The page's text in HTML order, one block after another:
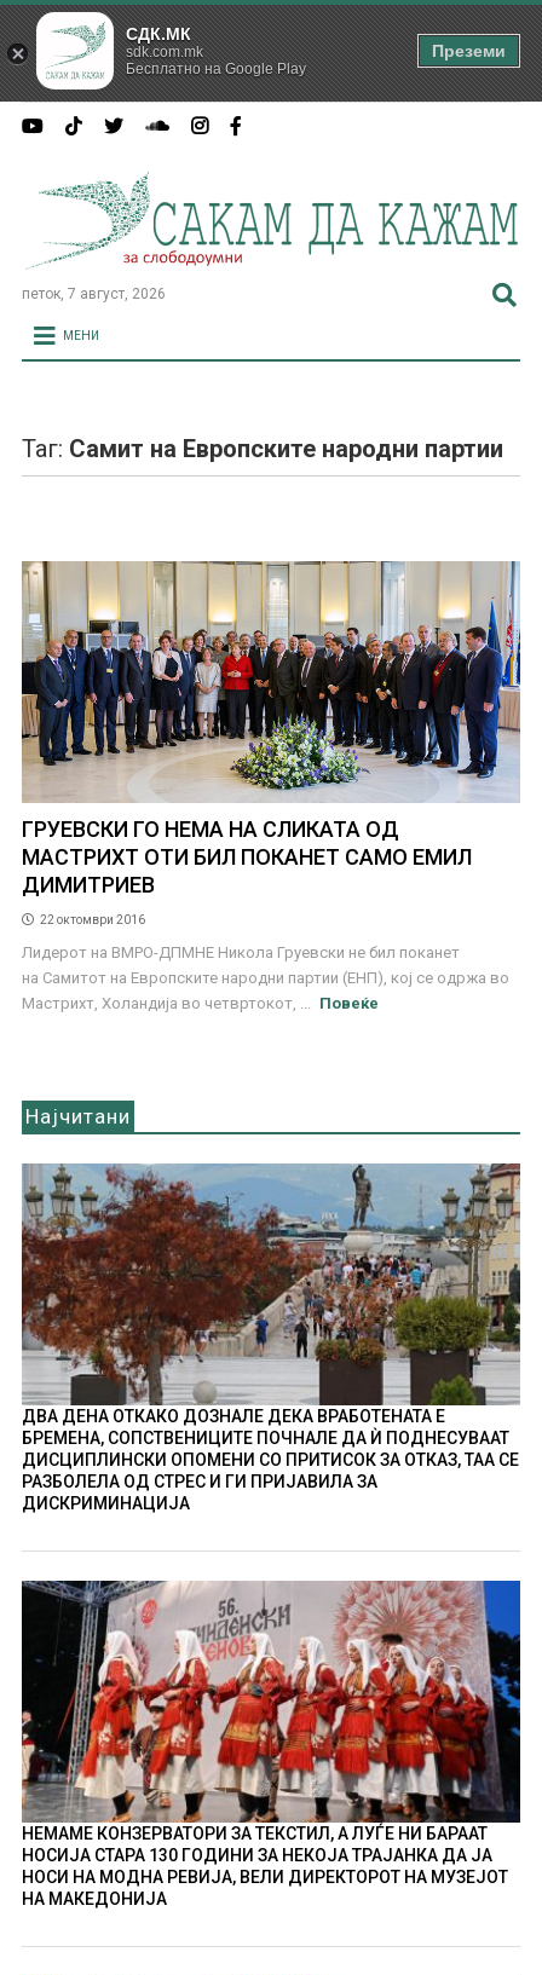
петок, 7 август, 2026
МЕНИ
Таг: Самит на Европските народни партии
ГРУЕВСКИ ГО НЕМА НА СЛИКАТА ОД
МАСТРИХТ ОТИ БИЛ ПОКАНЕТ САМО ЕМИЛ
ДИМИТРИЕВ
22 октомври 2016
Лидерот на ВМРО-ДПМНЕ Никола Груевски не бил поканет
на Самитот на Европските народни партии (ЕНП), кој се одржа во
Мастрихт, Холандија во четвртокот, ...
Повеќе
Најчитани
ДВА ДЕНА ОТКАКО ДОЗНАЛЕ ДЕКА ВРАБОТЕНАТА Е
БРЕМЕНА, СОПСТВЕНИЦИТЕ ПОЧНАЛЕ ДА Ѝ ПОДНЕСУВААТ
ДИСЦИПЛИНСКИ ОПОМЕНИ СО ПРИТИСОК ЗА ОТКАЗ, ТАА СЕ
РАЗБОЛЕЛА ОД СТРЕС И ГИ ПРИЈАВИЛА ЗА
ДИСКРИМИНАЦИЈА
НЕМАМЕ КОНЗЕРВАТОРИ ЗА ТЕКСТИЛ, А ЛУЃЕ НИ БАРААТ
НОСИЈА СТАРА 130 ГОДИНИ ЗА НЕКОЈА ТРАЈАНКА ДА ЈА
НОСИ НА МОДНА РЕВИЈА, ВЕЛИ ДИРЕКТОРОТ НА МУЗЕЈОТ
НА МАКЕДОНИЈА
СДК.МК
sdk.com.mk
Бесплатно на Google Play
Преземи